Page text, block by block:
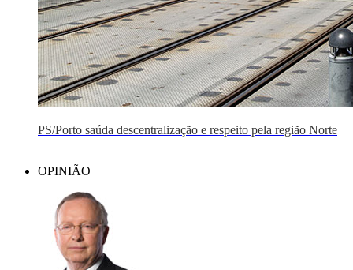
PS/Porto saúda descentralização e respeito pela região Norte
OPINIÃO